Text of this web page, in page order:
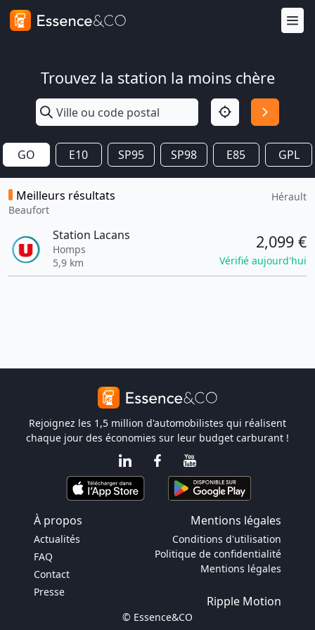
Trouvez la station la moins chère
GO E10 SP95 SP98 E85 GPL
Meilleurs résultats
Beaufort
Hérault
Station Lacans
Homps
5,9 km
2,099 €
Vérifié aujourd'hui
Rejoignez les 1,5 million d'automobilistes qui réalisent
chaque jour des économies sur leur budget carburant !
À propos Mentions légales
Actualités
FAQ
Contact
Presse
Conditions d'utilisation
Politique de confidentialité
Mentions légales
Ripple Motion
© Essence&CO